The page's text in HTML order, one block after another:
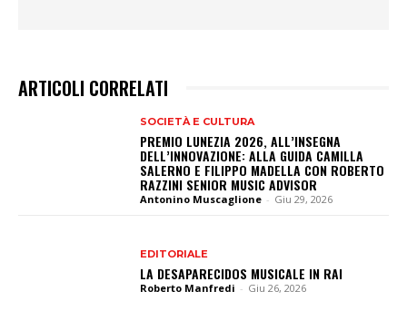
ARTICOLI CORRELATI
SOCIETÀ E CULTURA
PREMIO LUNEZIA 2026, ALL’INSEGNA
DELL’INNOVAZIONE: ALLA GUIDA CAMILLA
SALERNO E FILIPPO MADELLA CON ROBERTO
RAZZINI SENIOR MUSIC ADVISOR
Antonino Muscaglione - Giu 29, 2026
EDITORIALE
LA DESAPARECIDOS MUSICALE IN RAI
Roberto Manfredi - Giu 26, 2026